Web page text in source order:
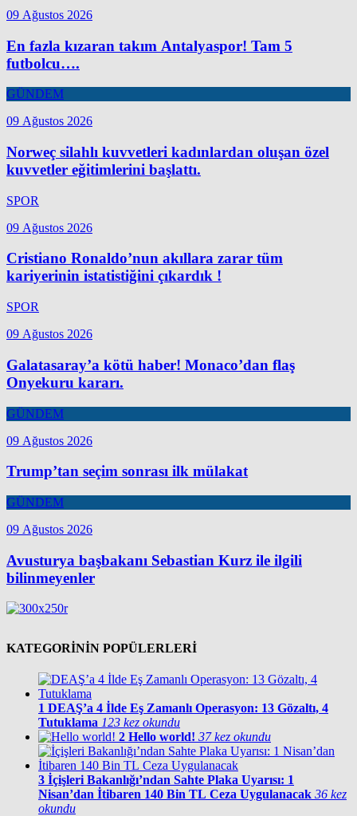
09 Ağustos 2026
En fazla kızaran takım Antalyaspor! Tam 5
futbolcu….
GÜNDEM
09 Ağustos 2026
Norweç silahlı kuvvetleri kadınlardan oluşan özel
kuvvetler eğitimlerini başlattı.
SPOR
09 Ağustos 2026
Cristiano Ronaldo’nun akıllara zarar tüm
kariyerinin istatistiğini çıkardık !
SPOR
09 Ağustos 2026
Galatasaray’a kötü haber! Monaco’dan flaş
Onyekuru kararı.
GÜNDEM
09 Ağustos 2026
Trump’tan seçim sonrası ilk mülakat
GÜNDEM
09 Ağustos 2026
Avusturya başbakanı Sebastian Kurz ile ilgili
bilinmeyenler
KATEGORİNİN POPÜLERLERİ
1 DEAŞ’a 4 İlde Eş Zamanlı Operasyon: 13 Gözaltı, 4
Tutuklama 123 kez okundu
2 Hello world! 37 kez okundu
3 İçişleri Bakanlığı’ndan Sahte Plaka Uyarısı: 1
Nisan’dan İtibaren 140 Bin TL Ceza Uygulanacak 36 kez
okundu